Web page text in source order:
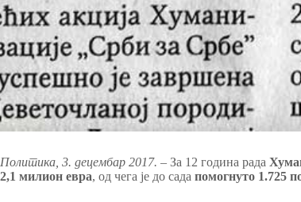
Политика, 3. децембар 2017. – За 12 година рада
2,1 милион евра, од чега је до сада помогнуто 1.725